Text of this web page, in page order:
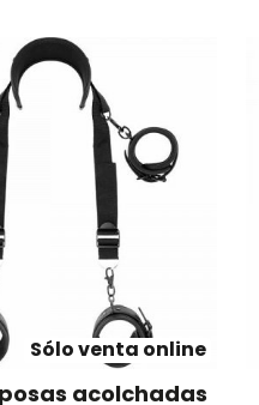
Sólo venta online
acolchadas